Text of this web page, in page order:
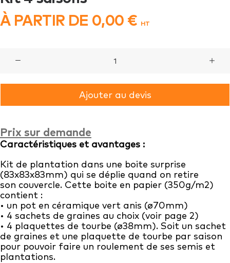
À PARTIR DE 0,00 € HT
Kit
4
Ajouter au devis
Prix sur demande
Caractéristiques et avantages :
Kit de plantation dans une boite surprise
(83x83x83mm) qui se déplie quand on retire
son couvercle. Cette boite en papier (350g/m2)
contient :
• un pot en céramique vert anis (ø70mm)
• 4 sachets de graines au choix (voir page 2)
• 4 plaquettes de tourbe (ø38mm). Soit un sachet
de graines et une plaquette de tourbe par saison
pour pouvoir faire un roulement de ses semis et
plantations.